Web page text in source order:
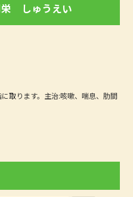
栄 しゅうえい
取ります。主治:咳嗽、喘息、肋間